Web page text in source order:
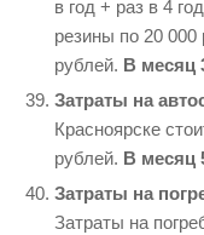
в год + раз в 4
резины по 20 000
рублей. В месяц
Затраты на
Красноярске
рублей. В месяц
Затраты на
Затраты на